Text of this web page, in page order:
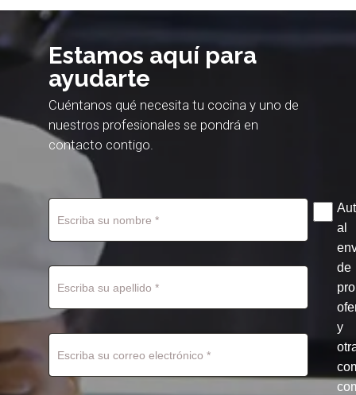
Estamos aquí para
ayudarte
Cuéntanos qué necesita tu cocina y uno de
nuestros profesionales se pondrá en
contacto contigo.
al
de
y